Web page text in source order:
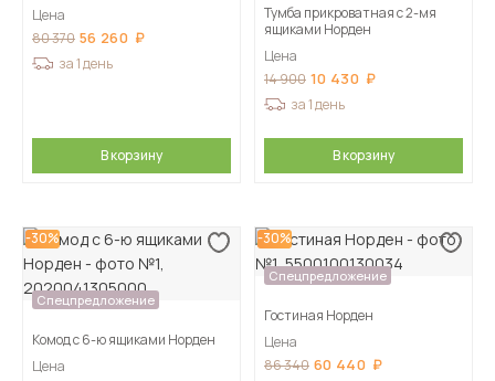
Цена
80 370 56 260
за 1 день
В корзину
Тумба прикроватная с 2-мя
ящиками Норден
Цена
14 900 10 430
за 1 день
В корзину
-30%
Спецпредложение
Комод с 6-ю ящиками Норден
Цена
-30%
Спецпредложение
Гостиная Норден
Цена
86 340 60 440